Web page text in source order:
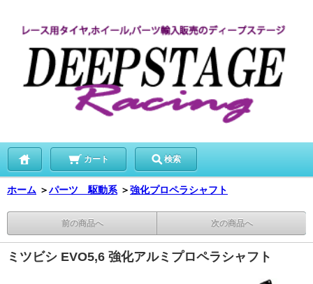
カート 検索
ホーム ＞パーツ 駆動系 ＞強化プロペラシャフト
前の商品へ 次の商品へ
ミツビシ EVO5,6 強化アルミプロペラシャフト